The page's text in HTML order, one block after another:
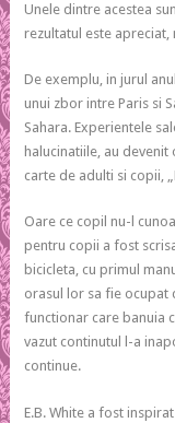
Unele dintre acestea
rezultatul este
De exemplu, in jurul
unui zbor intre Paris si
Sahara. Experientele
halucinatiile, au
carte de adulti si copii,
Oare ce copil nu-l
pentru copii a fost
bicicleta, cu primul
orasul lor sa fie ocupat
functionar care banuia
vazut continutul l-a
continue.
E.B. White a fost